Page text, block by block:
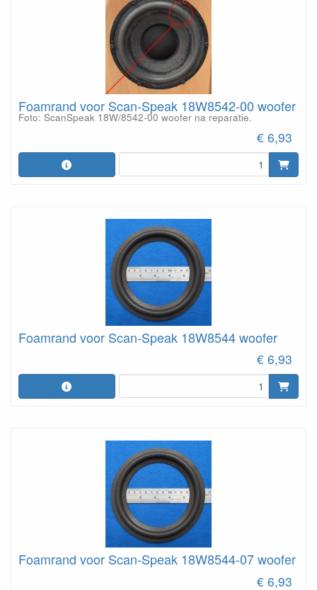
Foamrand voor Scan-Speak 18W8542-00 woofer
Foto: ScanSpeak 18W/8542-00 woofer na reparatie.
€ 6,93
Foamrand voor Scan-Speak 18W8544 woofer
€ 6,93
Foamrand voor Scan-Speak 18W8544-07 woofer
€ 6,93